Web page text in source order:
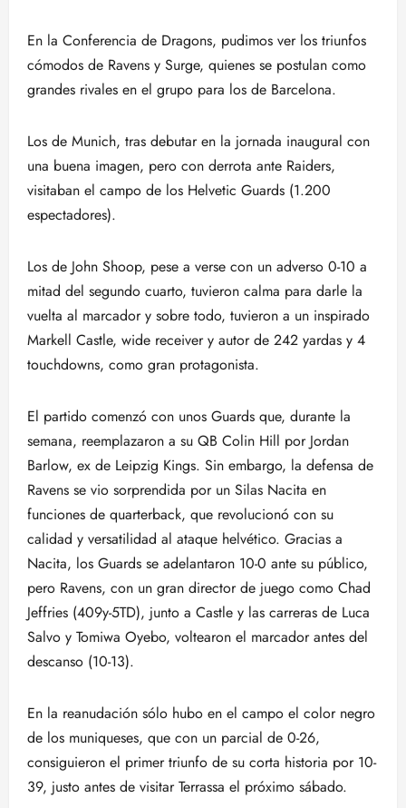
En la Conferencia de Dragons, pudimos ver los triunfos
cómodos de Ravens y Surge, quienes se postulan como
grandes rivales en el grupo para los de Barcelona.
Los de Munich, tras debutar en la jornada inaugural con
una buena imagen, pero con derrota ante Raiders,
visitaban el campo de los Helvetic Guards (1.200
espectadores).
Los de John Shoop, pese a verse con un adverso 0-10 a
mitad del segundo cuarto, tuvieron calma para darle la
vuelta al marcador y sobre todo, tuvieron a un inspirado
Markell Castle, wide receiver y autor de 242 yardas y 4
touchdowns, como gran protagonista.
El partido comenzó con unos Guards que, durante la
semana, reemplazaron a su QB Colin Hill por Jordan
Barlow, ex de Leipzig Kings. Sin embargo, la defensa de
Ravens se vio sorprendida por un Silas Nacita en
funciones de quarterback, que revolucionó con su
calidad y versatilidad al ataque helvético. Gracias a
Nacita, los Guards se adelantaron 10-0 ante su público,
pero Ravens, con un gran director de juego como Chad
Jeffries (409y-5TD), junto a Castle y las carreras de Luca
Salvo y Tomiwa Oyebo, voltearon el marcador antes del
descanso (10-13).
En la reanudación sólo hubo en el campo el color negro
de los muniqueses, que con un parcial de 0-26,
consiguieron el primer triunfo de su corta historia por 10-
39, justo antes de visitar Terrassa el próximo sábado.